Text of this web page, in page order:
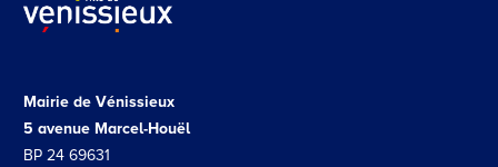
Mairie de Vénissieux
5 avenue Marcel-Houël
BP 24 69631